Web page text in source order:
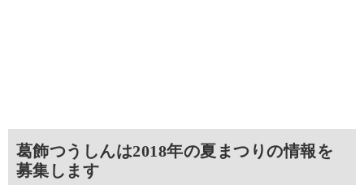
葛飾つうしんは2018年の夏まつりの情報を
募集します